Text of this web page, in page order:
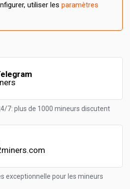
utiliser les paramètres
7: plus de 1000 mineurs discutent
exceptionnelle pour les mineurs